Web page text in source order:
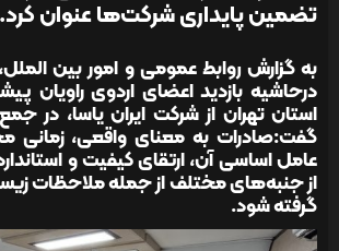
تضمین پایداری شرکت‌ها عنوان کرد.
به گزارش روابط عمومی و امور بین الملل،
درحاشیه بازدید اعضای اردوی راویان
استان تهران از شرکت ایران یاسا، در
گفت:صادرات به معنای واقعی،
عامل اساسی آن، ارتقای کیفیت و
از جنبه‌های مختلف از جمله ملاحظات
گرفته شود.